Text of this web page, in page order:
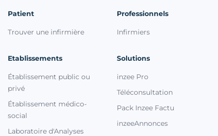
Patient
Trouver une infirmière
Professionnels
Infirmiers
Etablissements
Établissement public ou
privé
Établissement médico-
social
Laboratoire d'Analyses
Solutions
inzee Pro
Téléconsultation
Pack Inzee Factu
inzeeAnnonces